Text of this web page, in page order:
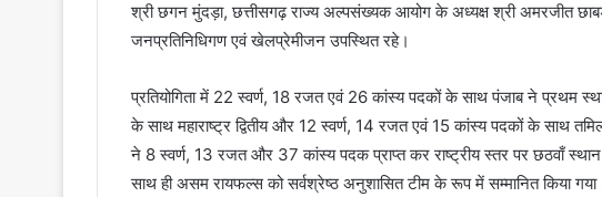
श्री छगन मुंदड़ा, छत्तीसगढ़ राज्य अल्पसंख्यक आयोग के अध्यक्ष श्री अमरजीत
जनप्रतिनिधिगण एवं खेलप्रेमीजन उपस्थित रहे।
प्रतियोगिता में 22 स्वर्ण, 18 रजत एवं 26 कांस्य पदकों के साथ पंजाब ने प्रथम
के साथ महाराष्ट्र द्वितीय और 12 स्वर्ण, 14 रजत एवं 15 कांस्य पदकों के साथ
ने 8 स्वर्ण, 13 रजत और 37 कांस्य पदक प्राप्त कर राष्ट्रीय स्तर पर छठवाँ
साथ ही असम रायफल्स को सर्वश्रेष्ठ अनुशासित टीम के रूप में सम्मानित किया